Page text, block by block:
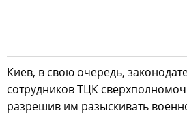
Киев, в свою очередь,
сотрудников ТЦК
разрешив им разыскивать